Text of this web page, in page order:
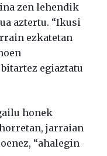
zen lehendik
aztertu. “Ikusi
ezkatetan
egiaztatu
honek
jarraian
“ahalegin